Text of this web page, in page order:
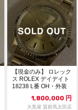
【現金のみ】 ロレック
ス ROLEX デイデイト
18238 L番 OH・外装
1,800,000 円
大黒屋 質群馬太田店